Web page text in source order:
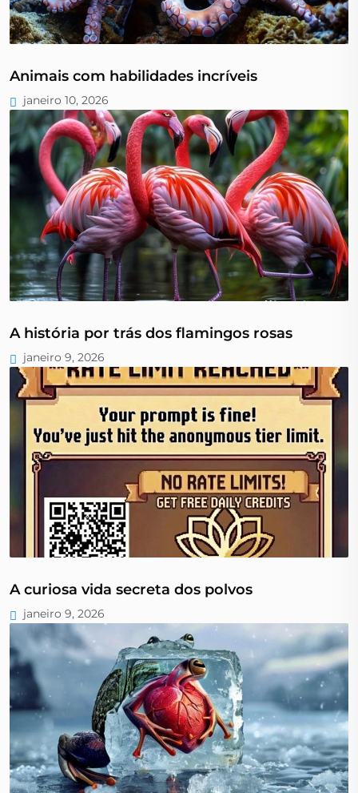
Animais com habilidades incríveis
janeiro 10, 2026
A história por trás dos flamingos rosas
janeiro 9, 2026
A curiosa vida secreta dos polvos
janeiro 9, 2026